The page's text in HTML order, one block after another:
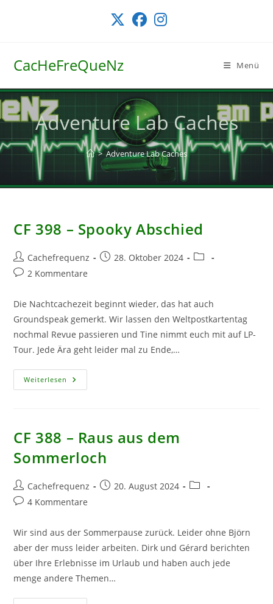
CacHeFreQueNz Menü
Adventure Lab Caches
> Adventure Lab Caches
CF 398 – Spooky Abschied
Beitrags-
Autor:
Cachefrequenz
Beitrag28. Oktober 2024
Beitrags-
Beitrags-
2 Kommentare
Die Nachtcachezeit beginnt wieder, das hat auch
Groundspeak gemerkt. Wir lassen den Weltpostkartentag
nochmal Revue passieren und Tine nimmt euch mit auf LP-
Tour. Jede Ära geht leider mal zu Ende,…
Weiterlesen CF
398
CF 388 – Raus aus dem
Sommerloch
Beitrags-
Autor:
Cachefrequenz
Beitrag20. August 2024
Beitrags-
Beitrags-
4 Kommentare
Wir sind aus der Sommerpause zurück. Leider ohne Björn
aber der muss leider arbeiten. Dirk und Gérard berichten
über Ihre Erlebnisse im Urlaub und haben auch jede
menge andere Themen…